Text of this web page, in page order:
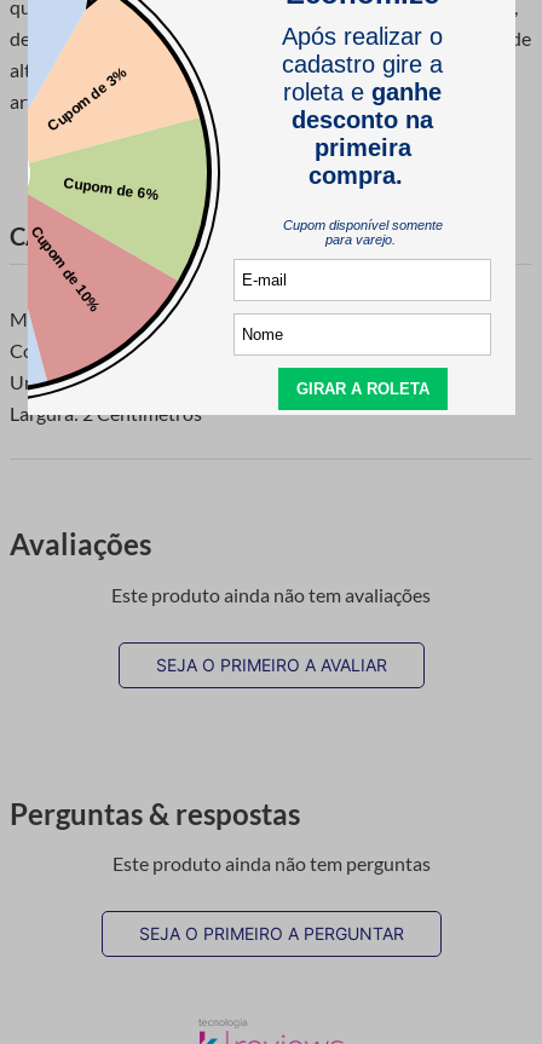
quem busca elegância e qualidade. Seja para vestidos de festa,
detalhes em moda noiva ou projetos decorativos, essa renda de
alta durabilidade transforma qualquer peça em uma obra de
arte com seus
CARACTERÍSTICAS DO PRODUTO
Marca: Lulitex
Composição: 100% Poliéster
Unidade de Venda: 1 Peça com 13,70 Metros
Largura: 2 Centímetros
Avaliações
Este produto ainda não tem avaliações
SEJA O PRIMEIRO A AVALIAR
Perguntas & respostas
Este produto ainda não tem perguntas
SEJA O PRIMEIRO A PERGUNTAR